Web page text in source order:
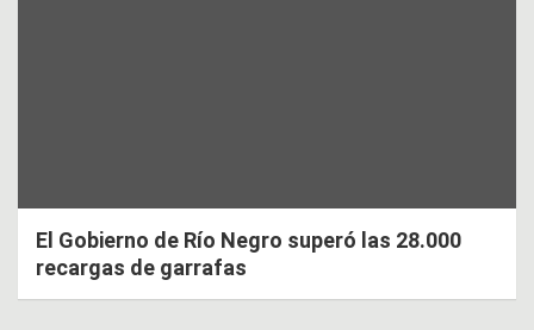
El Gobierno de Río Negro superó las 28.000
recargas de garrafas